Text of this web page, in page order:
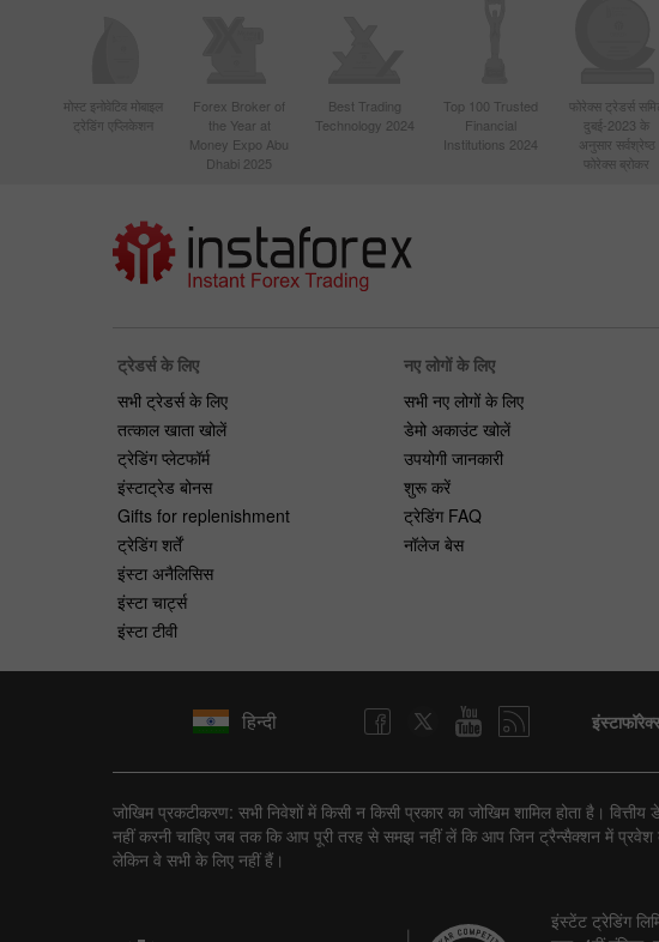
मोस्ट इनोवेटिव मोबाइल
ट्रेडिंग एप्लिकेशन
Forex Broker of
the Year at
Money Expo Abu
Dhabi 2025
Best Trading
Technology 2024
Top 100 Trusted
Financial
Institutions 2024
फोरेक्स ट्रेडर्स
दुबई-2023 के
अनुसार सर्वश्रेष्ठ
फोरेक्स ब्रोकर
ट्रेडर्स के लिए
सभी ट्रेडर्स के लिए
तत्काल खाता खोलें
ट्रेडिंग प्लेटफॉर्म
इंस्टाट्रेड बोनस
Gifts for replenishment
ट्रेडिंग शर्तें
इंस्टा अनैलिसिस
इंस्टा चार्ट्स
इंस्टा टीवी
नए लोगों के लिए
सभी नए लोगों के लिए
डेमो अकाउंट खोलें
उपयोगी जानकारी
शुरू करें
ट्रेडिंग FAQ
नॉलेज बेस
हिन्दी
जोखिम प्रकटीकरण: सभी निवेशों में किसी न किसी प्रकार का जोखिम शामिल होता है।
नहीं करनी चाहिए जब तक कि आप पूरी तरह से समझ नहीं लें कि आप जिन ट्रैन्सैक्शन में
लेकिन वे सभी के लिए नहीं हैं।
इंस्टेंट ट्रेडिंग